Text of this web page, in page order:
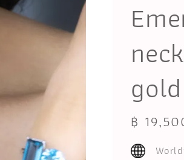
gold
Regular
price
฿